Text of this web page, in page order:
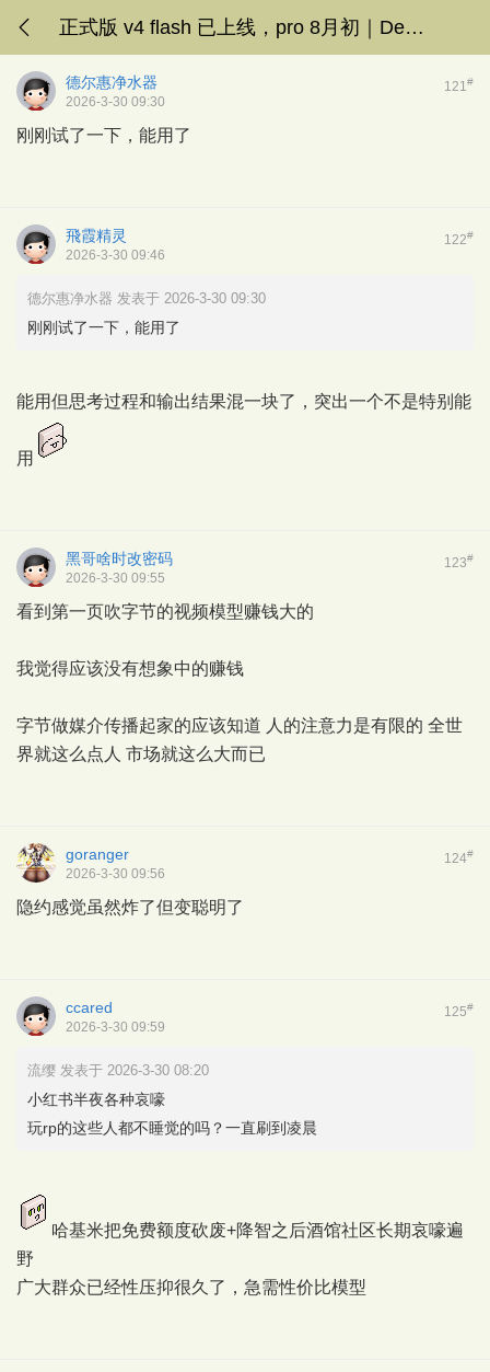
正式版 v4 flash 已上线，pro 8月初｜DeepSeek v4讨论专楼
121#
德尔惠净水器
2026-3-30 09:30
刚刚试了一下，能用了
122#
飛霞精灵
2026-3-30 09:46
德尔惠净水器 发表于 2026-3-30 09:30
刚刚试了一下，能用了
能用但思考过程和输出结果混一块了，突出一个不是特别能
用
123#
黑哥啥时改密码
2026-3-30 09:55
看到第一页吹字节的视频模型赚钱大的
我觉得应该没有想象中的赚钱
字节做媒介传播起家的应该知道 人的注意力是有限的 全世
界就这么点人 市场就这么大而已
124#
goranger
2026-3-30 09:56
隐约感觉虽然炸了但变聪明了
125#
ccared
2026-3-30 09:59
流缨 发表于 2026-3-30 08:20
小红书半夜各种哀嚎
玩rp的这些人都不睡觉的吗？一直刷到凌晨
哈基米把免费额度砍废+降智之后酒馆社区长期哀嚎遍
野
广大群众已经性压抑很久了，急需性价比模型